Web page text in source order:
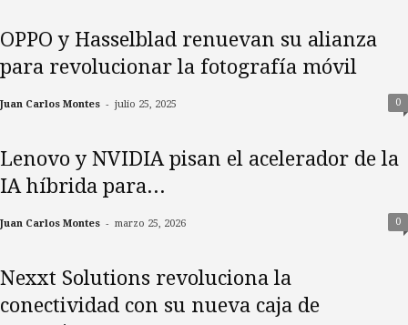
OPPO y Hasselblad renuevan su alianza
para revolucionar la fotografía móvil
Juan Carlos Montes - julio 25, 2025 0
Lenovo y NVIDIA pisan el acelerador de la
IA híbrida para...
Juan Carlos Montes - marzo 25, 2026 0
Nexxt Solutions revoluciona la
conectividad con su nueva caja de